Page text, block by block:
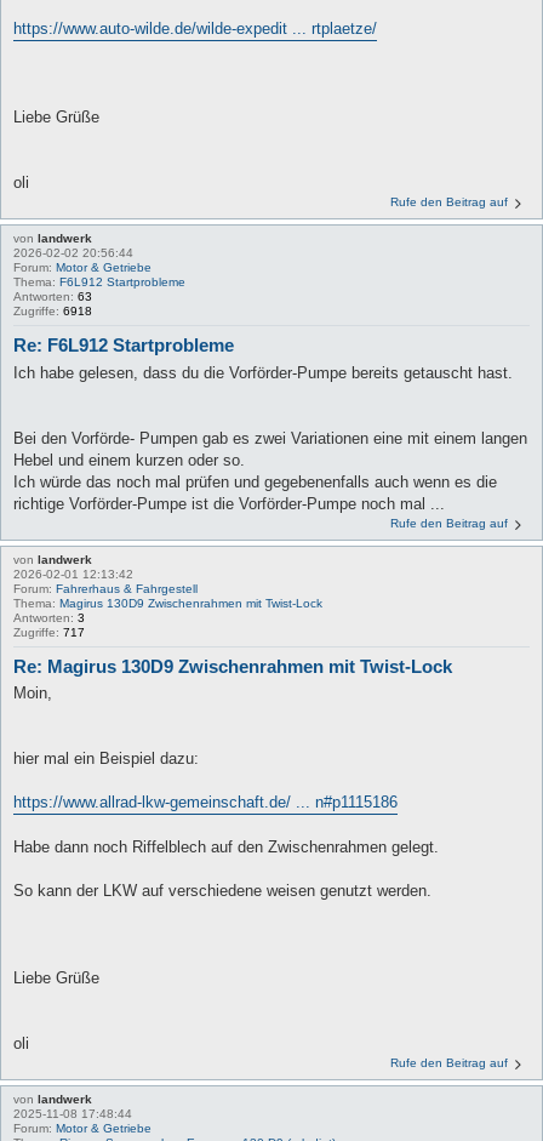
https://www.auto-wilde.de/wilde-expedit ... rtplaetze/
Liebe Grüße
oli
Rufe den Beitrag auf
von landwerk
2026-02-02 20:56:44
Forum: Motor & Getriebe
Thema: F6L912 Startprobleme
Antworten: 63
Zugriffe: 6918
Re: F6L912 Startprobleme
Ich habe gelesen, dass du die Vorförder-Pumpe bereits getauscht hast.
Bei den Vorförde- Pumpen gab es zwei Variationen eine mit einem langen
Hebel und einem kurzen oder so.
Ich würde das noch mal prüfen und gegebenenfalls auch wenn es die
richtige Vorförder-Pumpe ist die Vorförder-Pumpe noch mal ...
Rufe den Beitrag auf
von landwerk
2026-02-01 12:13:42
Forum: Fahrerhaus & Fahrgestell
Thema: Magirus 130D9 Zwischenrahmen mit Twist-Lock
Antworten: 3
Zugriffe: 717
Re: Magirus 130D9 Zwischenrahmen mit Twist-Lock
Moin,
hier mal ein Beispiel dazu:
https://www.allrad-lkw-gemeinschaft.de/ ... n#p1115186
Habe dann noch Riffelblech auf den Zwischenrahmen gelegt.
So kann der LKW auf verschiedene weisen genutzt werden.
Liebe Grüße
oli
Rufe den Beitrag auf
von landwerk
2025-11-08 17:48:44
Forum: Motor & Getriebe